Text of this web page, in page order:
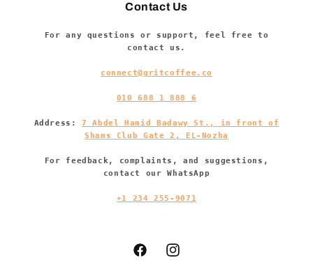
Contact Us
For any questions or support, feel free to
contact us.
connect@gritcoffee.co
010 688 1 888 6
Address:7 Abdel Hamid Badawy St., in front of
Shams Club Gate 2, EL-Nozha
For feedback, complaints, and suggestions,
contact our WhatsApp
+1 234 255-9071
فيسبوكانستغرام